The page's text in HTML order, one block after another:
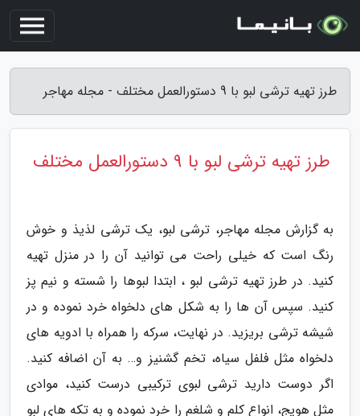
طرز تهیه ترشی لبو با 9 دستورالعمل مختلف - مجله مهاجر
طرز تهیه ترشی لبو با 9 دستورالعمل مختلف
به گزارش مجله مهاجر، ترشی لبو، یک ترشی لذیذ و خوش
رنگ است که خیلی راحت می توانید آن را در منزل تهیه
کنید. در طرز تهیه ترشی لبو ، ابتدا لبوها را شسته و نیم پز
کنید. سپس آن ها را به شکل های دلخواه خرد نموده و در
شیشه ترشی بریزید. در نهایت، سرکه را همراه با ادویه های
دلخواه مثل فلفل سیاه، تخم گشنیز و… به آن اضافه کنید.
اگر دوست دارید ترشی لبوی ترکیبی درست کنید، موادی
مثل هویج، انواع کلم و شلغم را خرد نموده و به تکه های لبو